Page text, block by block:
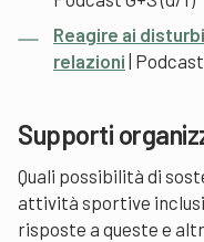
Reagire ai
relazioni |
Supporti
Quali possibilità di
attività sportive
risposte a queste e